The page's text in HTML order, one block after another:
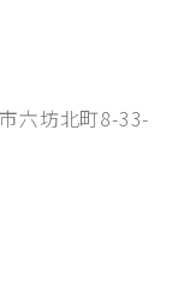
六坊北町8-33-